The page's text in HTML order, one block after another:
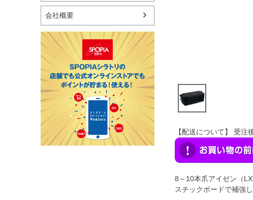
バッグ・サングラス
ハンドボール用品
ラグビー用品
グランドゴルフ
会社概要
【配送について】 受注
8～10本爪アイゼン（
スチックボードで補強し